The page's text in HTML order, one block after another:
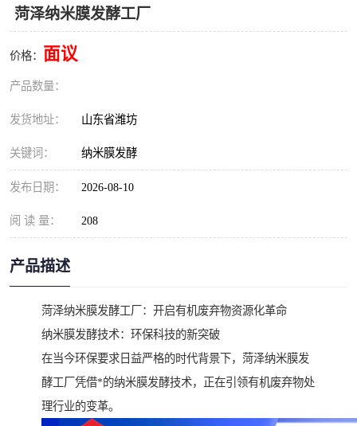
菏泽纳米膜发酵工厂
价格： 面议
产品数量：
发货地址： 山东省潍坊
关键词： 纳米膜发酵
发布日期： 2026-08-10
阅 读 量： 208
产品描述
菏泽纳米膜发酵工厂：开启有机废弃物资源化革命
纳米膜发酵技术：环保科技的新突破
在当今环保要求日益严格的时代背景下，菏泽纳米膜发
酵工厂凭借*的纳米膜发酵技术，正在引领有机废弃物处
理行业的变革。